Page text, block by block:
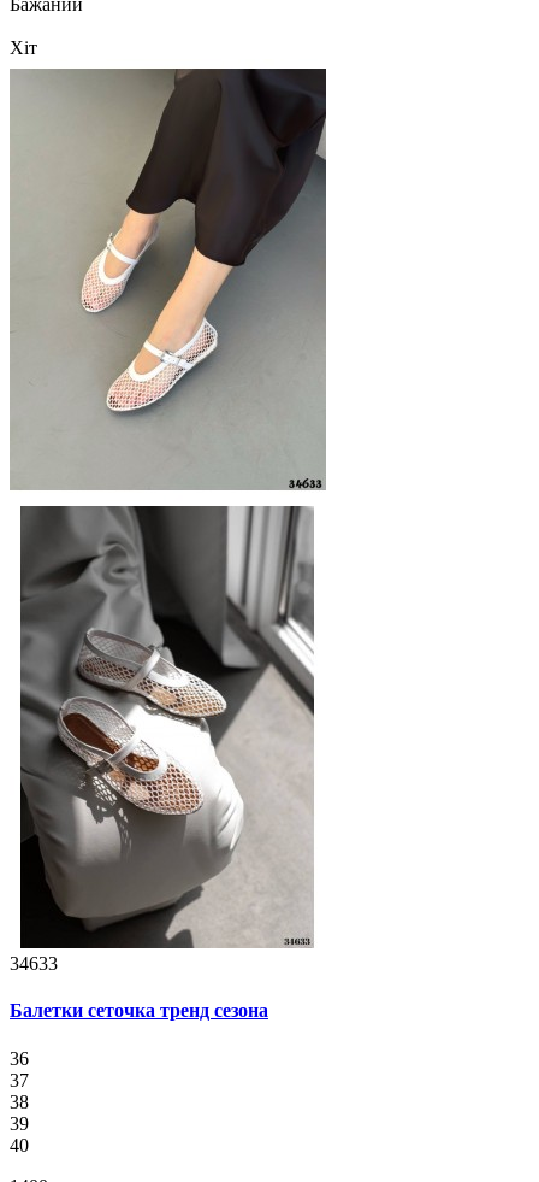
Бажаний
Хіт
34633
Балетки сеточка тренд сезона
36
37
38
39
40